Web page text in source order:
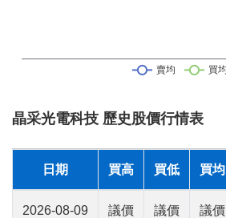
晶采光電科技 歷史股價行情表
日期 買高 買低 買均
2026-08-09 議價 議價 議價